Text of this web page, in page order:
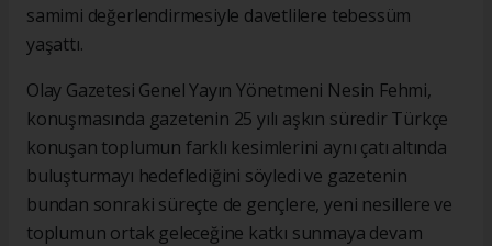
samimi değerlendirmesiyle davetlilere tebessüm
yaşattı.
Olay Gazetesi Genel Yayın Yönetmeni Nesin Fehmi,
konuşmasında gazetenin 25 yılı aşkın süredir Türkçe
konuşan toplumun farklı kesimlerini aynı çatı altında
buluşturmayı hedeflediğini söyledi ve gazetenin
bundan sonraki süreçte de gençlere, yeni nesillere ve
toplumun ortak geleceğine katkı sunmaya devam